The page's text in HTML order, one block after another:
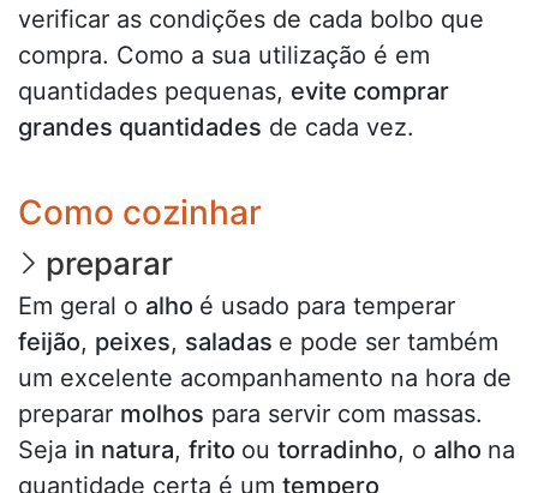
verificar as condições de cada bolbo que
compra. Como a sua utilização é em
quantidades pequenas, evite comprar
grandes quantidades de cada vez.
Como cozinhar
preparar
Em geral o alho é usado para temperar
feijão, peixes, saladas e pode ser também
um excelente acompanhamento na hora de
preparar molhos para servir com massas.
Seja in natura, frito ou torradinho, o alho na
quantidade certa é um tempero